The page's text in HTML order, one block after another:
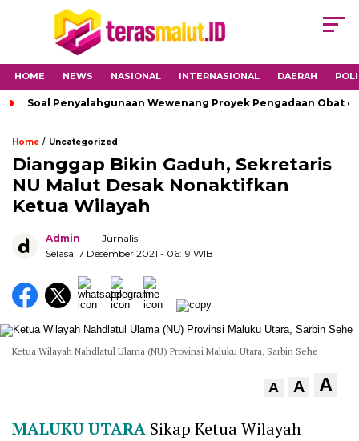
HOME NEWS NASIONAL INTERNASIONAL DAERAH
Soal Penyalahgunaan Wewenang Proyek Pengadaan Obat
Home / Uncategorized
Dianggap Bikin Gaduh, Sekretaris
NU Malut Desak Nonaktifkan
Ketua Wilayah
Admin
- Jurnalis
Selasa, 7 Desember 2021 - 06:19 WIB
Ketua Wilayah Nahdlatul Ulama (NU) Provinsi Maluku Utara, Sarbin Sehe
A A A
MALUKU UTARA Sikap Ketua Wilayah